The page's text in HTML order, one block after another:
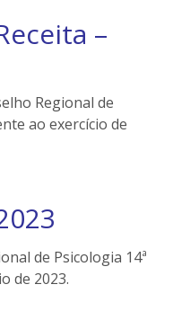
–
Regional de
ao exercício de
de Psicologia 14ª
de 2023.